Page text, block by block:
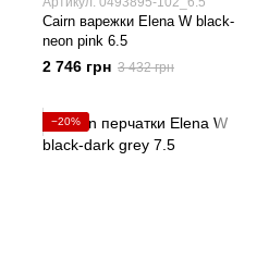
Cairn варежки Elena W black-
neon pink 6.5
2 746 грн 3 432 грн
−20%